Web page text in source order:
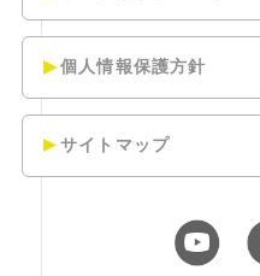
個人情報保護方針
サイトマップ